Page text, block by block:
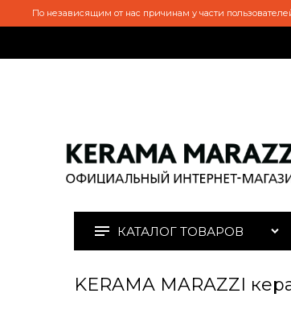
По независящим от нас причинам у части
КАТАЛОГ ТОВАРОВ
KERAMA MARAZZI